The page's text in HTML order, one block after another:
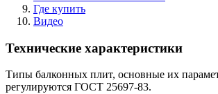
Где купить
Видео
Технические характеристики
Типы балконных плит, основные их
регулируются ГОСТ 25697-83.